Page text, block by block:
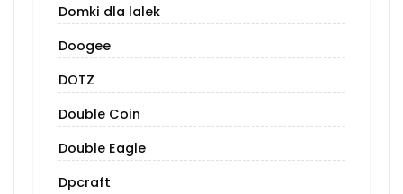
Domki dla lalek
Doogee
DOTZ
Double Coin
Double Eagle
Dpcraft